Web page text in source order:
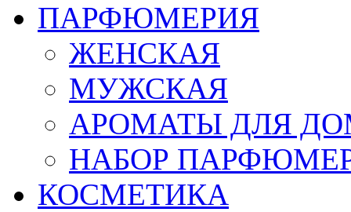
ПАРФЮМЕРИЯ
ЖЕНСКАЯ
МУЖСКАЯ
АРОМАТЫ ДЛЯ
НАБОР
КОСМЕТИКА